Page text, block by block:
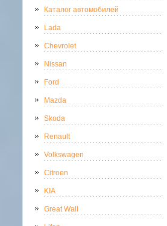
Каталог автомобилей
Lada
Chevrolet
Nissan
Ford
Mazda
Skoda
Renault
Volkswagen
Citroen
KIA
Great Wall